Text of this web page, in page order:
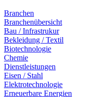
Branchen
Branchenübersicht
Bau / Infrastrukur
Bekleidung / Textil
Biotechnologie
Chemie
Dienstleistungen
Eisen / Stahl
Elektrotechnologie
Erneuerbare Energien